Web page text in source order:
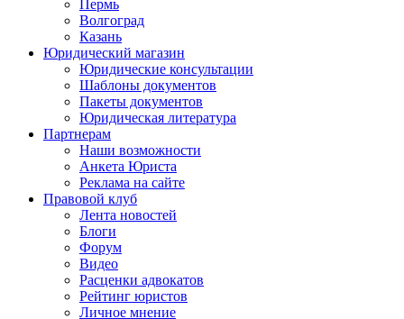
Пермь
Волгоград
Казань
Юридический магазин
Юридические консультации
Шаблоны документов
Пакеты документов
Юридическая литература
Партнерам
Наши возможности
Анкета Юриста
Реклама на сайте
Правовой клуб
Лента новостей
Блоги
Форум
Видео
Расценки адвокатов
Рейтинг юристов
Личное мнение